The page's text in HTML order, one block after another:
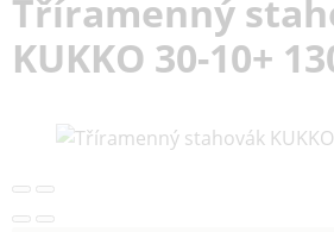
Tříramenný
KUKKO 30-10+